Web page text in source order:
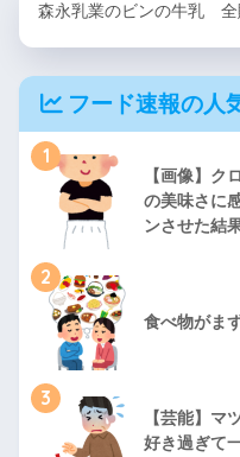
森永乳業のビンの牛乳 全
フード速報の人
1
【画像】ク
の美味さに
ンさせた結
2
食べ物がま
3
【芸能】
好き過ぎて